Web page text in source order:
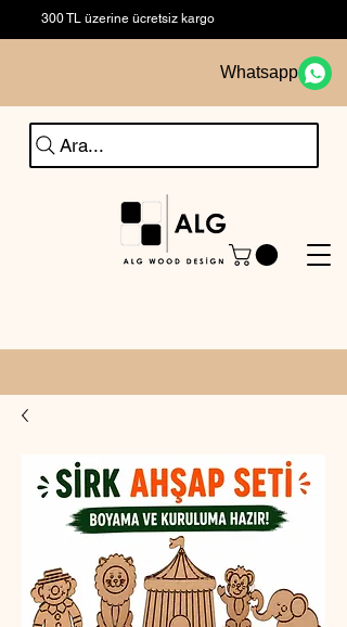
300 TL üzerine ücretsiz kargo
Ara...
Whatsapp